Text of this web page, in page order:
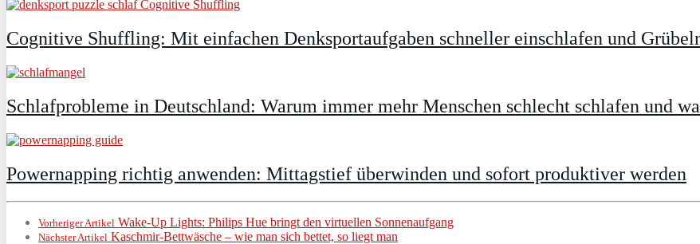
Cognitive Shuffling: Mit einfachen Denksportaufgaben schneller einschlafen und
Schlafprobleme in Deutschland: Warum immer mehr Menschen schlecht schlafen und
Powernapping richtig anwenden: Mittagstief überwinden und sofort produktiver werden
Vorheriger Artikel Wake-Up Lights: Philips Hue bringt den virtuellen Sonnenaufgang
Nächster Artikel Kaschmir-Bettwäsche – wie man sich bettet, so liegt man